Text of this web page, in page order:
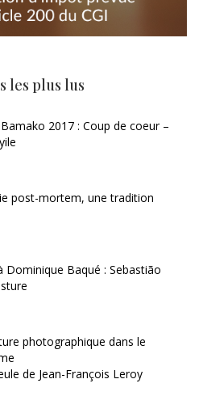
les plus lus
2017 : Coup de coeur –
post-mortem, une tradition
Dominique Baqué : Sebastião
photographique dans le
de Jean-François Leroy